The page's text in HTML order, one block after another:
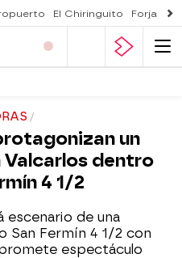
El Chiringuito Forjado
un
Valcarlos dentro
4 1/2
escenario de una
San Fermín 4 1/2 con
espectáculo